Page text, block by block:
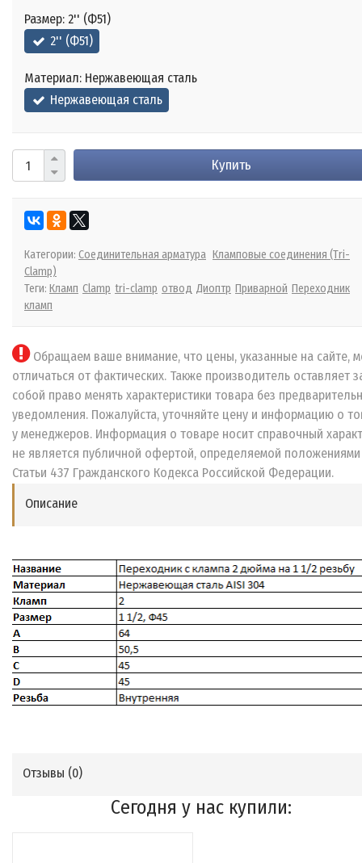
Размер: 2'' (Ф51)
2'' (Ф51)
Материал: Нержавеющая сталь
Нержавеющая сталь
Купить
Категории: Соединительная арматура Кламповые соединения (Tri-
Clamp)
Теги: Кламп Clamp tri-clamp отвод Диоптр Приварной Переходник
кламп
Обращаем ваше внимание, что цены, указанные на сайте,
отличаться от фактических. Также производитель оставляет
собой право менять характеристики товара без
уведомления. Пожалуйста, уточняйте цену и информацию о
у менеджеров. Информация о товаре носит справочный
не является публичной офертой, определяемой положениями
Статьи 437 Гражданского Кодекса Российской Федерации.
Описание
Отзывы (0)
Сегодня у нас купили: